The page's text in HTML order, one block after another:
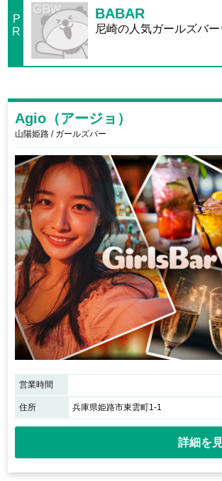
P
R
BABAR
尼崎の人気ガールズバ
Agio（アージョ）
山陽姫路 / ガールズバー
営業時間
住所 兵庫県姫路市東雲町1-1
詳細を